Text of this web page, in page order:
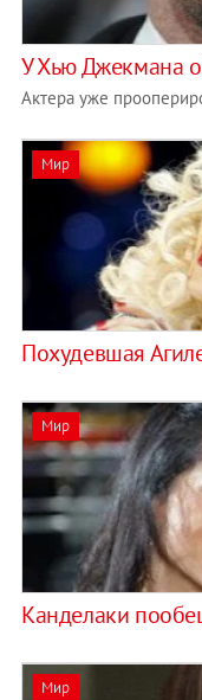
У Хью Джекмана
Актера уже
Мир
Похудевшая
Мир
Канделаки
Мир